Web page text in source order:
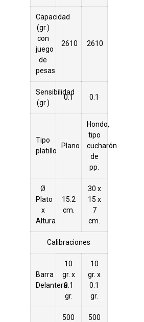
Capacidad
(gr.)
con
juego
de
pesas
2610 2610
Sensibilidad
(gr.)
0.1 0.1
Tipo
platillo
Plano
Hondo,
tipo
cucharón
de
pp.
Ø
Plato
x
Altura
15.2
cm.
30 x
15 x
7
cm.
Calibraciones
Barra
Delantera
10
gr. x
0.1
gr.
10
gr. x
0.1
gr.
500
500